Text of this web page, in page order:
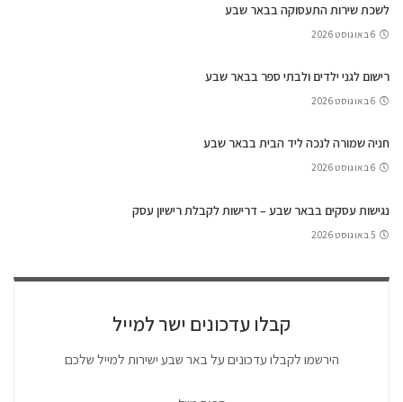
לשכת שירות התעסוקה בבאר שבע
6 באוגוסט 2026
רישום לגני ילדים ולבתי ספר בבאר שבע
6 באוגוסט 2026
חניה שמורה לנכה ליד הבית בבאר שבע
6 באוגוסט 2026
נגישות עסקים בבאר שבע – דרישות לקבלת רישיון עסק
5 באוגוסט 2026
קבלו עדכונים ישר למייל
הירשמו לקבלו עדכונים על באר שבע ישירות למייל שלכם